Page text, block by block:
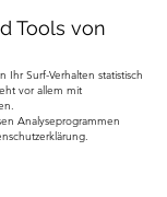
Tools von
Ihr Surf-Verhalten statistisch
vor allem mit
Analyseprogrammen